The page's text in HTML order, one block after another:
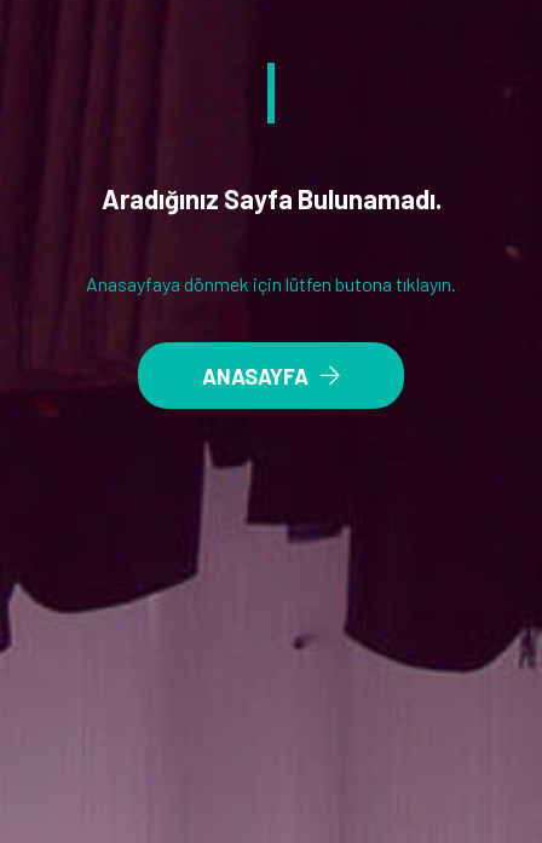
Aradığınız Sayfa Bulunamadı.
Anasayfaya dönmek için lütfen butona tıklayın.
ANASAYFA